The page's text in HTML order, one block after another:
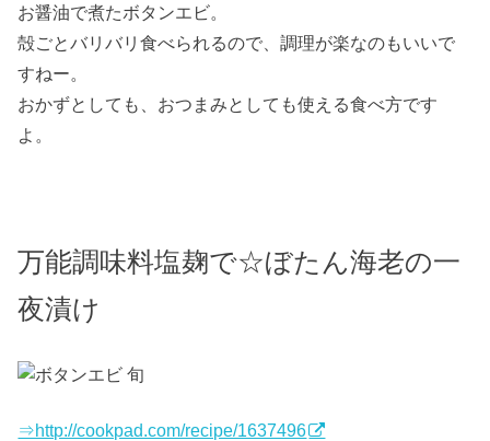
お醤油で煮たボタンエビ。
殻ごとバリバリ食べられるので、調理が楽なのもいいで
すねー。
おかずとしても、おつまみとしても使える食べ方です
よ。
万能調味料塩麹で☆ぼたん海老の一
夜漬け
⇒http://cookpad.com/recipe/1637496